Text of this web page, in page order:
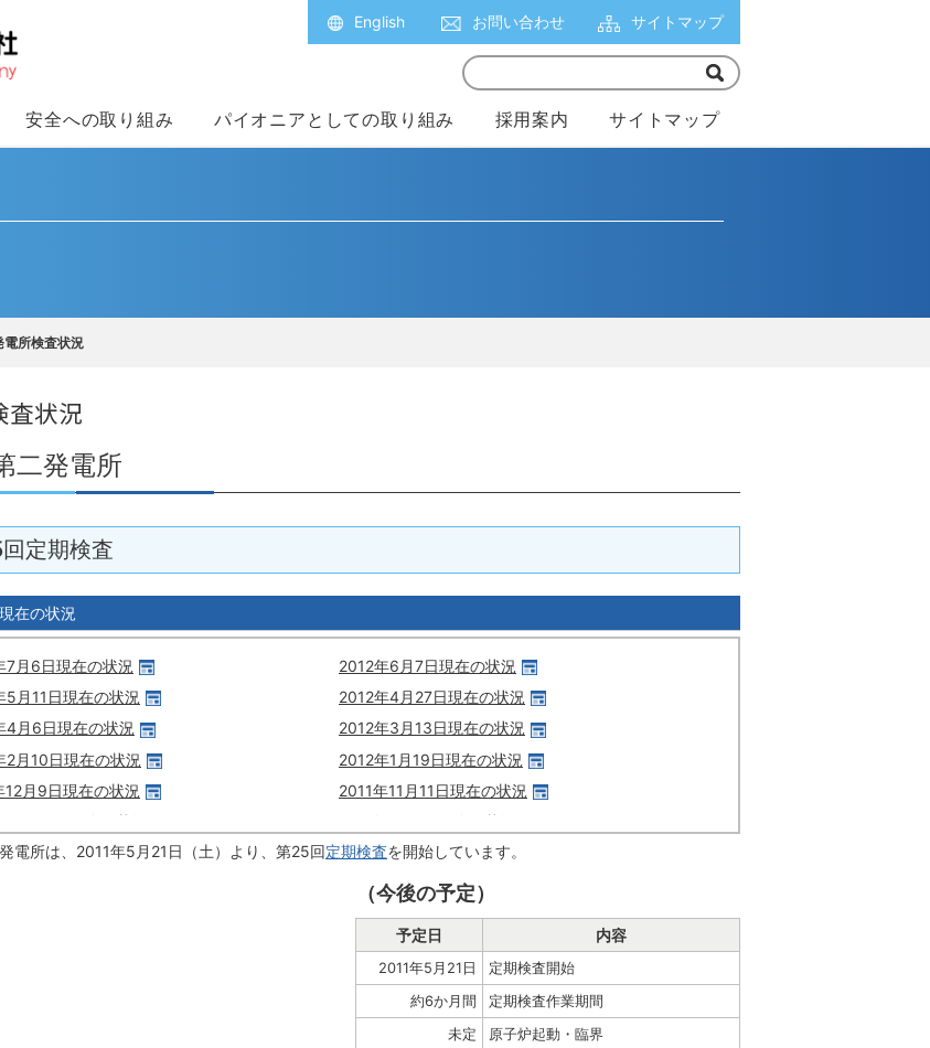
English お問い合わせ サイトマップ
安全への取り組み パイオニアとしての取り組み 採用案内 サイトマップ
所検査状況
二発電所
定期検査
在の状況
電所は、2011年5月21日（土）より、第25回定期検査を開始しています。
（今後の予定）
予定日 内容
2011年5月21日
定期検査開始
約6か月間
定期検査作業期間
未定
原子炉起動・臨界